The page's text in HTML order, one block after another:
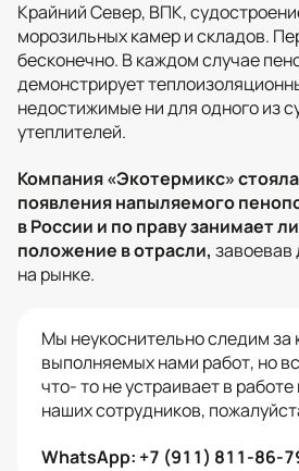
Крайний Север, ВПК,
морозильных камер и складов.
бесконечно. В каждом случае
демонстрирует
недостижимые ни для одного из
утеплителей.
Компания «Экотермикс»
появления напыляемого
в России и по праву занимает
положение в отрасли,
на рынке.
Мы неукоснительно следим за
выполняемых нами работ, но
что- то не устраивает в
наших сотрудников,
WhatsApp: +7 (911) 811-86-